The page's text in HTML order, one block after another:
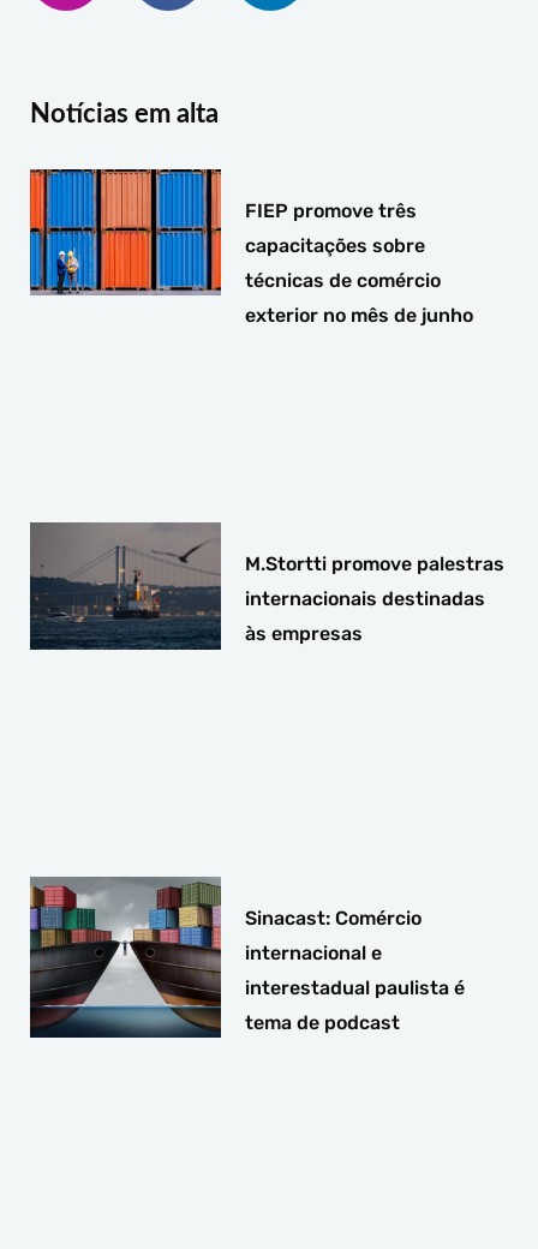
t
a
m
e
k
-
k
Notícias em alta
FIEP promove três
capacitações sobre
técnicas de comércio
exterior no mês de junho
M.Stortti promove palestras
internacionais destinadas
às empresas
Sinacast: Comércio
internacional e
interestadual paulista é
tema de podcast